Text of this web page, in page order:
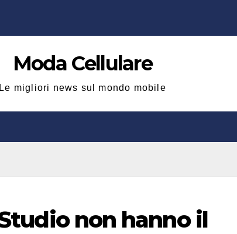
Moda Cellulare
Le migliori news sul mondo mobile
non hanno il